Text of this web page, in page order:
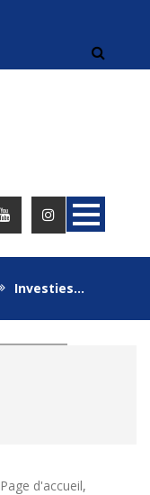
Investies…
Page d'accueil,